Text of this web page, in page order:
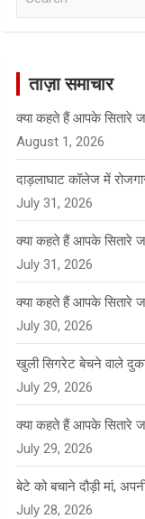
ताज़ा समाचार
क्या कहते हैं आपके सितारे
August 1, 2026
दाड़लाघाट कॉलेज में
July 31, 2026
क्या कहते हैं आपके सितारे
July 31, 2026
क्या कहते हैं आपके सितारे
July 30, 2026
खुली सिगरेट बेचने वाले
July 29, 2026
क्या कहते हैं आपके सितारे
July 29, 2026
बेटे को बचाने दौड़ी मां,
July 28, 2026